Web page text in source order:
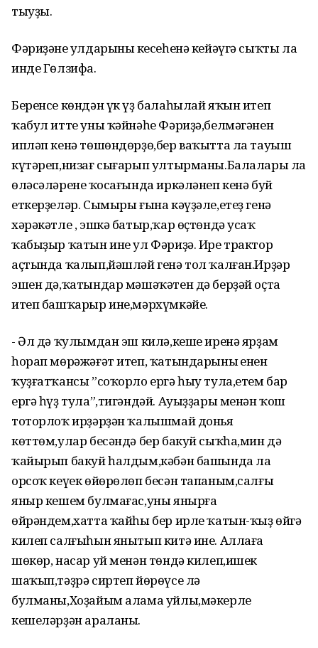
тыуҙы.
Фәриҙәнең улдарының кесеһенә кейәүгә сыҡты ла
инде Гөлзифа.
Беренсе көндән үк үҙ балаһылай яҡын итеп
ҡабул итте уны ҡәйнәһе Фәриҙә,белмәгәнен
ипләп кенә төшөндөрҙө,бер ваҡытта ла тауыш
күтәреп,низағ сығарып ултырманы.Балалары ла
өләсәләренең ҡосағында иркәләнеп кенә буй
еткерҙеләр. Сымыры ғына кәүҙәле,етеҙ генә
хәрәкәтле , эшкә батыр,ҡар өҫтөндә усаҡ
ҡабыҙыр ҡатын ине ул Фәриҙә. Ире трактор
аҫтында ҡалып,йәшләй генә тол ҡалған.Ирҙәр
эшен дә,ҡатындар мәшәҡәтен дә берҙәй оҫта
итеп башҡарыр ине,мәрхүмкәйең.
- Әл дә ҡулымдан эш килә,кеше иренә ярҙам
һорап мөрәжәғәт итеп, ҡатындарының енен
ҡуҙғатҡансы ”соҡорло ергә һыу тула,етем бар
ергә һүҙ тула”,тигәндәй. Ауыҙҙары менән ҡош
тоторлоҡ ирҙәрҙән ҡалышмай донья
көттөм,улар бесәндә бер бакуй сыҡһа,мин дә
ҡайырып бакуй һалдым,кәбән башында ла
орсоҡ кеүек өйөрөлөп бесән тапаным,салғы
яныр кешем булмағас,уны янырға
өйрәндем,хатта ҡайһы бер ирле ҡатын-ҡыҙ өйгә
килеп салғыһын янытып китә ине. Аллаға
шөкөр, насар уй менән төндә килеп,ишек
шаҡып,тәҙрә сиртеп йөрөүсе лә
булманы,Хоҙайым алама уйлы,мәкерле
кешеләрҙән араланы.